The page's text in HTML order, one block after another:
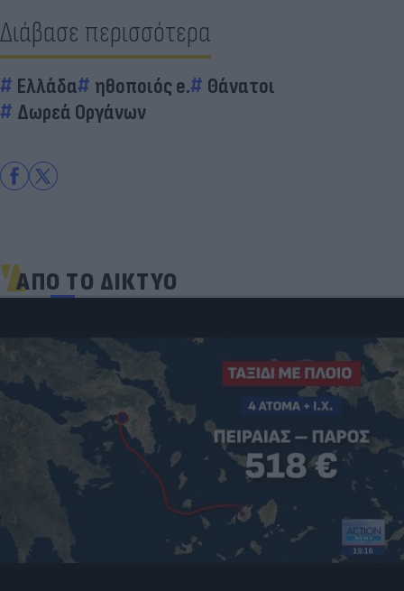
Διάβασε περισσότερα
Ελλάδα ηθοποιός e.
Θάνατοι
Δωρεά Οργάνων
ΑΠΟ ΤΟ ΔΙΚΤΥΟ
Πανζουρλισμός στην παρουσίαση του Σαλάχ -
Χιλιάδες κόσμου στο γήπεδο της Τραμπζονσπόρ